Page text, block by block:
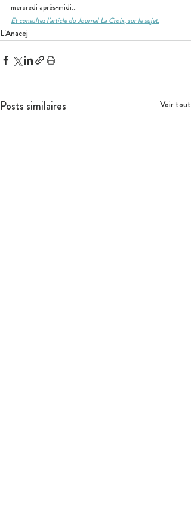
mercredi après-midi…
Et consultez l’article du Journal La Croix, sur le sujet.
L'Anacej
Posts similaires Voir tout